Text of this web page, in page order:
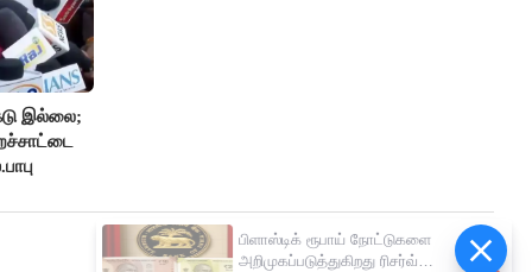
இல்லை;
பிளாஸ்டிக் ரூபாய் நோட்டுகளை
அறிமுகப்படுத்துகிறது ரிசர்வ்